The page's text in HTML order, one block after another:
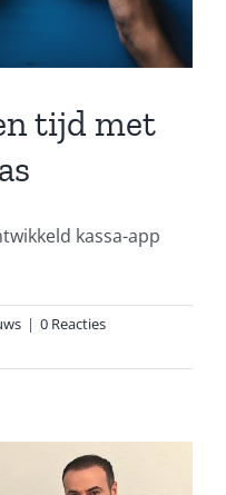
tijd met
kassa-app
| 0 Reacties